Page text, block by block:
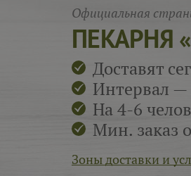
ПЕКАРНЯ
Официальная
Доставят
Интервал —
На 4-6
Мин. заказ
Зоны доставки и